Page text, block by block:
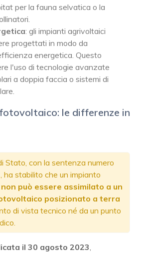
per la fauna selvatica o la
: gli impianti agrivoltaici
progettati in modo da
energetica. Questo
l'uso di tecnologie avanzate
a doppia faccia o sistemi di
le differenze in
Stato, con la sentenza numero
stabilito che un impianto
non può essere assimilato a un
posizionato a terra
di vista tecnico né da un punto
il 30 agosto 2023